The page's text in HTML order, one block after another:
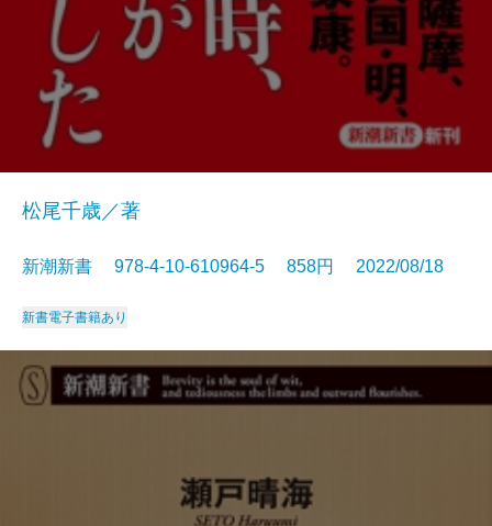
松尾千歳／著
新潮新書 978-4-10-610964-5 858円 2022/08/18
新書電子書籍あり